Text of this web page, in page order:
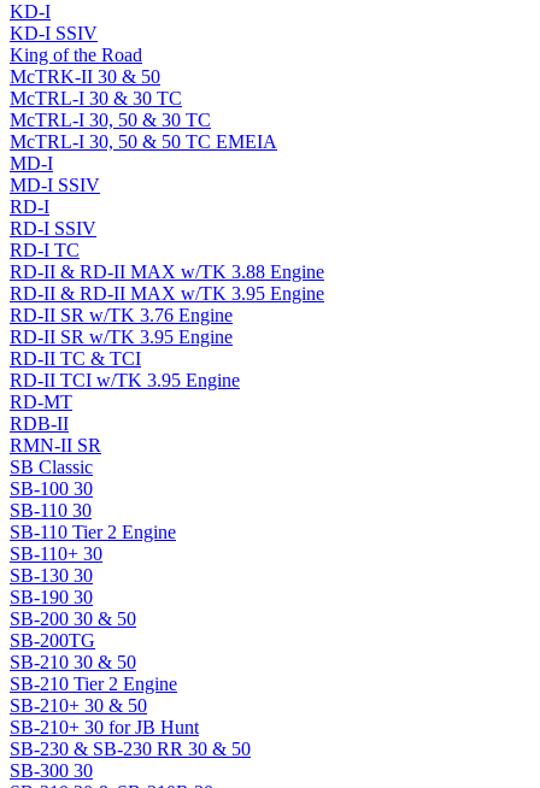
KD-I
KD-I SSIV
King of the Road
McTRK-II 30 & 50
McTRL-I 30 & 30 TC
McTRL-I 30, 50 & 30 TC
McTRL-I 30, 50 & 50 TC EMEIA
MD-I
MD-I SSIV
RD-I
RD-I SSIV
RD-I TC
RD-II & RD-II MAX w/TK 3.88 Engine
RD-II & RD-II MAX w/TK 3.95 Engine
RD-II SR w/TK 3.76 Engine
RD-II SR w/TK 3.95 Engine
RD-II TC & TCI
RD-II TCI w/TK 3.95 Engine
RD-MT
RDB-II
RMN-II SR
SB Classic
SB-100 30
SB-110 30
SB-110 Tier 2 Engine
SB-110+ 30
SB-130 30
SB-190 30
SB-200 30 & 50
SB-200TG
SB-210 30 & 50
SB-210 Tier 2 Engine
SB-210+ 30 & 50
SB-210+ 30 for JB Hunt
SB-230 & SB-230 RR 30 & 50
SB-300 30